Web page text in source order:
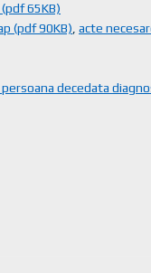
65KB)
(pdf 90KB) acte
decedata